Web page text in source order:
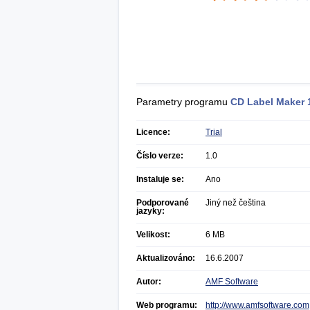
Parametry programu CD Label Maker
Licence: Trial
Číslo verze: 1.0
Instaluje se: Ano
Podporované
jazyky:
Jiný než čeština
Velikost: 6 MB
Aktualizováno: 16.6.2007
Autor: AMF Software
Web programu: http://www.amfsoftware.com